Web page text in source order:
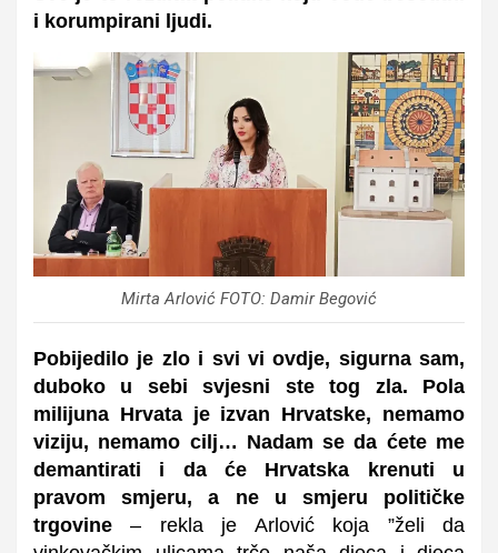
i korumpirani ljudi.
Mirta Arlović FOTO: Damir Begović
Pobijedilo je zlo i svi vi ovdje, sigurna sam,
duboko u sebi svjesni ste tog zla. Pola
milijuna Hrvata je izvan Hrvatske, nemamo
viziju, nemamo cilj… Nadam se da ćete me
demantirati i da će Hrvatska krenuti u
pravom smjeru, a ne u smjeru političke
trgovine – rekla je Arlović koja ”želi da